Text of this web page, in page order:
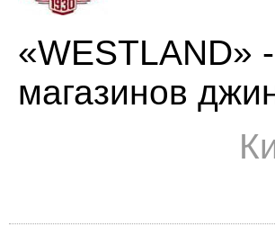
«WESTLAND»
магазинов